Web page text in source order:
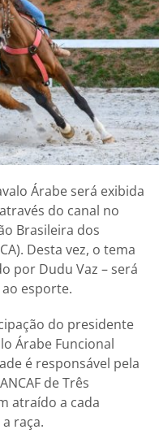
Árabe será exibida
do canal no
Brasileira dos
Desta vez, o tema
por Dudu Vaz – será
esporte.
do presidente
Árabe Funcional
é responsável pela
de Três
atraído a cada
raça.